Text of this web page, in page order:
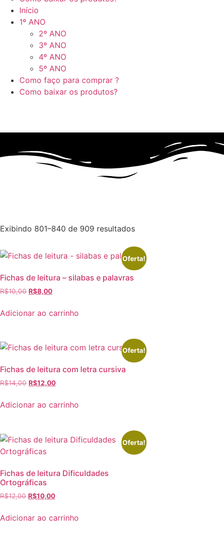
Início
1º ANO
2º ANO
3º ANO
4º ANO
5º ANO
Como faço para comprar ?
Como baixar os produtos?
Exibindo 801–840 de 909 resultados
Oferta!
Fichas de leitura – silabas e palavras
R$10,00 R$8,00
Adicionar ao carrinho
Oferta!
Fichas de leitura com letra cursiva
R$14,00 R$12,00
Adicionar ao carrinho
Oferta!
Fichas de leitura Dificuldades
Ortográficas
R$12,00 R$10,00
Adicionar ao carrinho